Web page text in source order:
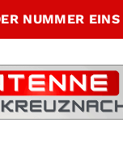
NUMMER